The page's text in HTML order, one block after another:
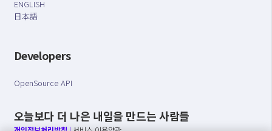
ENGLISH
日本語
Developers
OpenSource API
오늘보다 더 나은 내일을 만드는 사람들